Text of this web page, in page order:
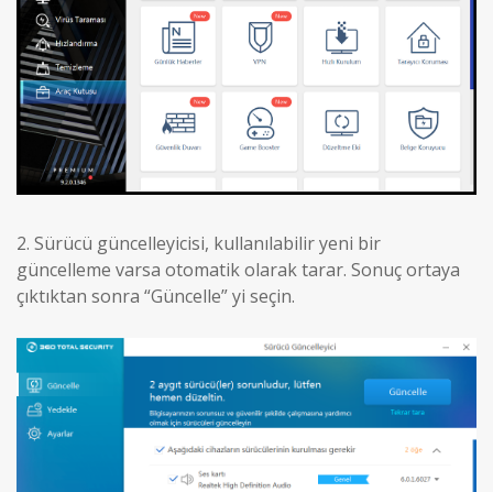
2. Sürücü güncelleyicisi, kullanılabilir yeni bir
güncelleme varsa otomatik olarak tarar. Sonuç ortaya
çıktıktan sonra “Güncelle” yi seçin.